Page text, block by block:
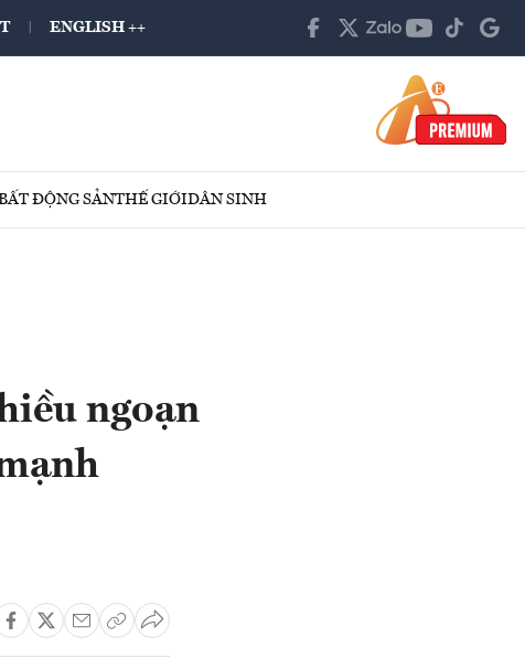
ENGLISH ++
ĐỘNG SẢNTHẾ GIỚIDÂN SINH
ngoạn